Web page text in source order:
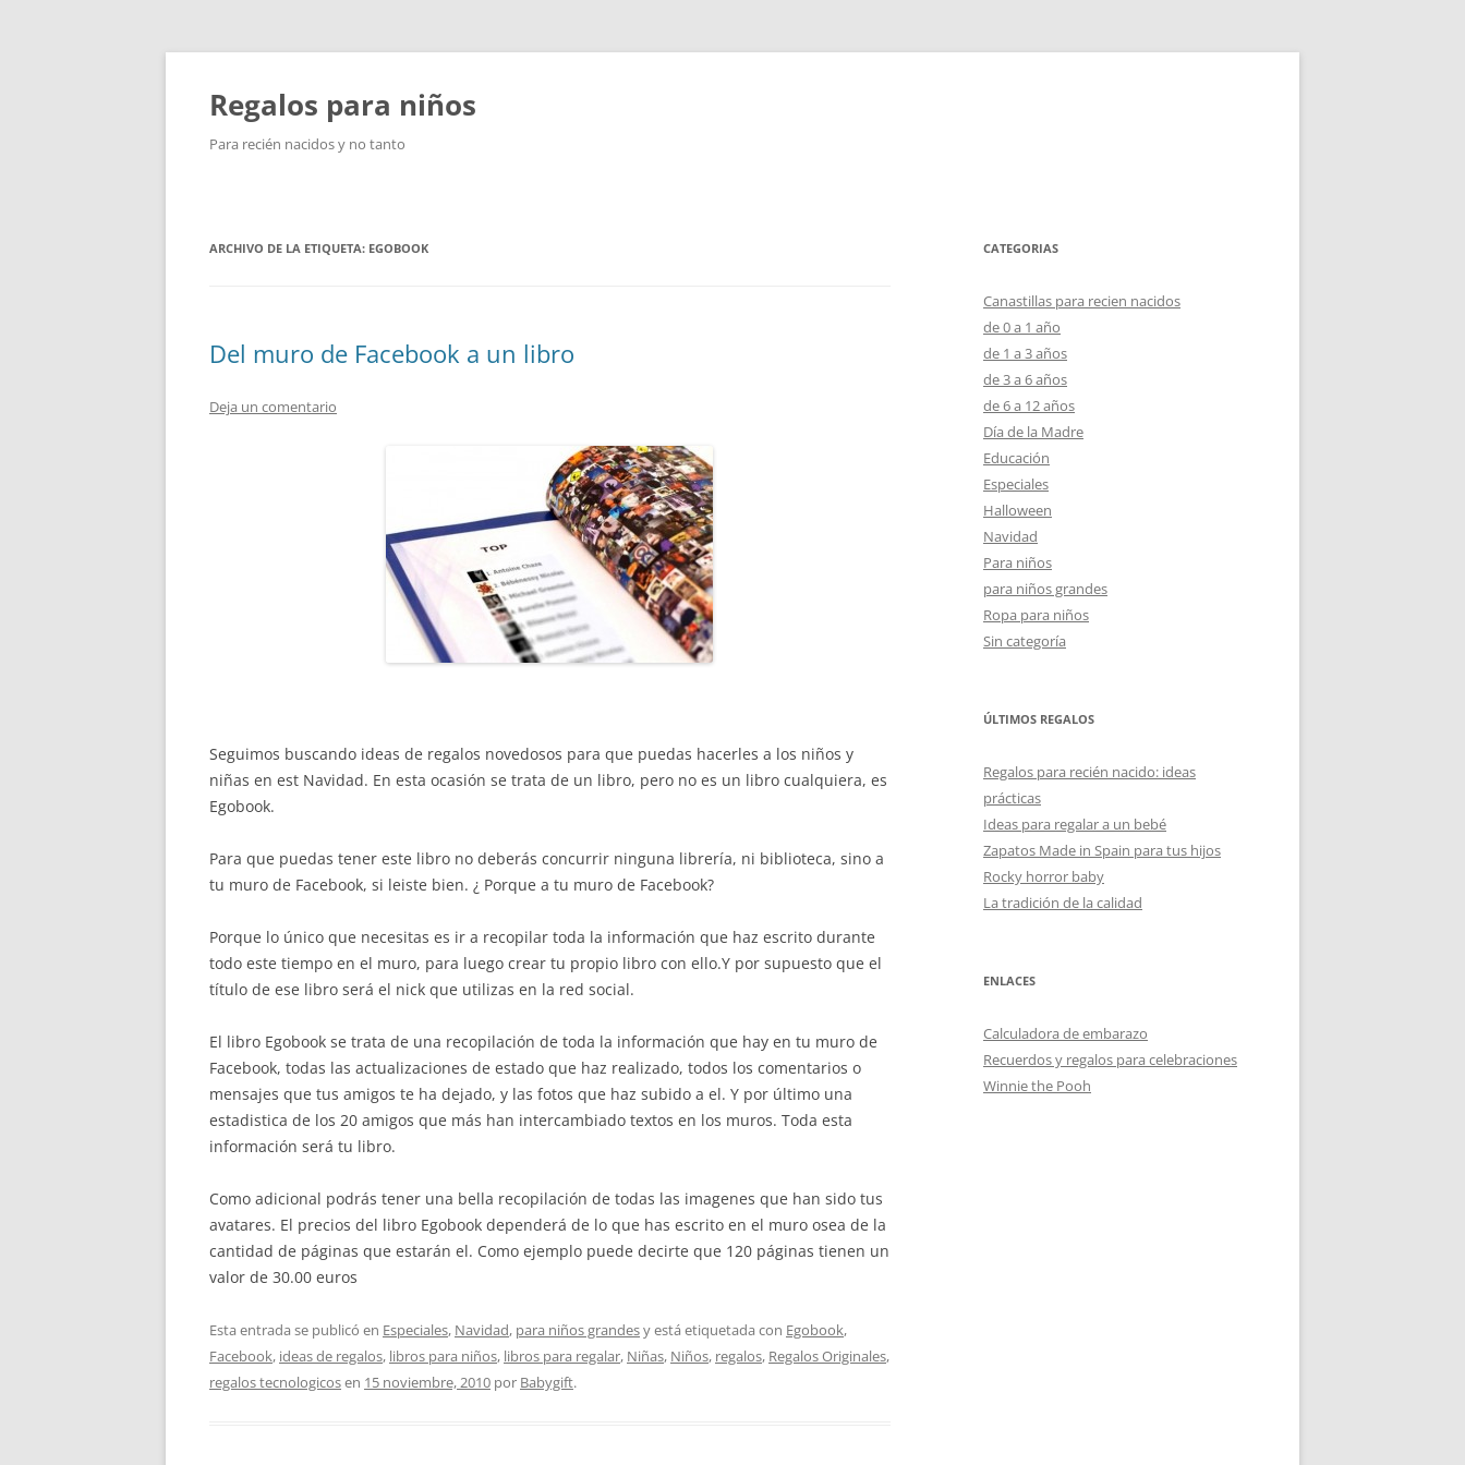
Saltar
contenido
Regalos para niños
Para recién nacidos y no tanto
ARCHIVO DE LA ETIQUETA: EGOBOOK
Del muro de Facebook a un libro
Deja un comentario
Seguimos buscando ideas de regalos novedosos para que puedas hacerles a los niños y
niñas en est Navidad. En esta ocasión se trata de un libro, pero no es un libro cualquiera, es
Egobook.
Para que puedas tener este libro no deberás concurrir ninguna librería, ni biblioteca, sino a
tu muro de Facebook, si leiste bien. ¿ Porque a tu muro de Facebook?
Porque lo único que necesitas es ir a recopilar toda la información que haz escrito durante
todo este tiempo en el muro, para luego crear tu propio libro con ello.Y por supuesto que el
título de ese libro será el nick que utilizas en la red social.
El libro Egobook se trata de una recopilación de toda la información que hay en tu muro de
Facebook, todas las actualizaciones de estado que haz realizado, todos los comentarios o
mensajes que tus amigos te ha dejado, y las fotos que haz subido a el. Y por último una
estadistica de los 20 amigos que más han intercambiado textos en los muros. Toda esta
información será tu libro.
Como adicional podrás tener una bella recopilación de todas las imagenes que han sido tus
avatares. El precios del libro Egobook dependerá de lo que has escrito en el muro osea de la
cantidad de páginas que estarán el. Como ejemplo puede decirte que 120 páginas tienen un
valor de 30.00 euros
Esta entrada se publicó en Especiales, Navidad, para niños grandesy está etiquetada con Egobook,
Facebook, ideas de regalos, libros para niños, libros para regalar, Niñas, Niños, regalos, Regalos Originales,
regalos tecnologicosen 15 noviembre, 2010 por Babygift.
CATEGORIAS
Canastillas para recien nacidos
de 0 a 1 año
de 1 a 3 años
de 3 a 6 años
de 6 a 12 años
Día de la Madre
Educación
Especiales
Halloween
Navidad
Para niños
para niños grandes
Ropa para niños
Sin categoría
ÚLTIMOS REGALOS
Regalos para recién nacido: ideas
prácticas
Ideas para regalar a un bebé
Zapatos Made in Spain para tus hijos
Rocky horror baby
La tradición de la calidad
ENLACES
Calculadora de embarazo
Recuerdos y regalos para celebraciones
Winnie the Pooh